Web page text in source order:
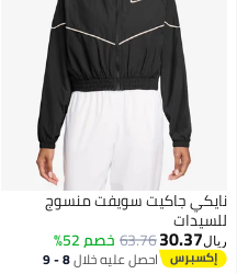
نايكي جاكيت سويفت منسوج
للسيدات
ريال30.37
63.76خصم 52%
احصل عليه خلال 8 - 9